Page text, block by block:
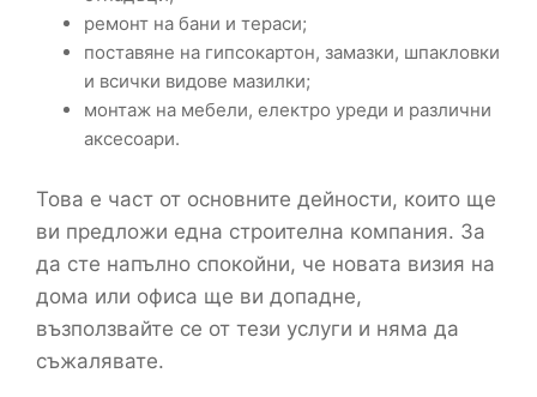
ремонт на бани и тераси;
поставяне на гипсокартон, замазки, шпакловки
и всички видове мазилки;
монтаж на мебели, електро уреди и различни
аксесоари.
Това е част от основните дейности, които ще
ви предложи една строителна компания. За
да сте напълно спокойни, че новата визия на
дома или офиса ще ви допадне,
възползвайте се от тези услуги и няма да
съжалявате.